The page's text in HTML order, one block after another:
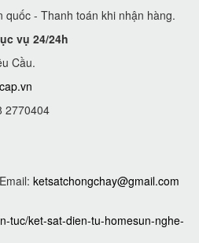
quốc - Thanh toán khi nhận hàng.
vụ 24/24h
Cầu.
2770404
Email: ketsatchongchay@gmail.com
tuc/ket-sat-dien-tu-homesun-nghe-